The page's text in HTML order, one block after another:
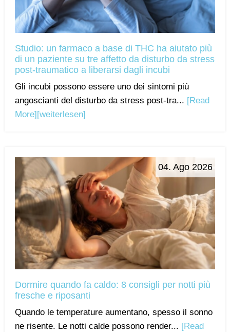
Studio: un farmaco a base di THC ha aiutato più
di un paziente su tre affetto da disturbo da stress
post-traumatico a liberarsi dagli incubi
Gli incubi possono essere uno dei sintomi più
angoscianti del disturbo da stress post-tra... [Read
More] [weiterlesen]
04. Ago 2026
Dormire quando fa caldo: 8 consigli per notti più
fresche e riposanti
Quando le temperature aumentano, spesso il sonno
ne risente. Le notti calde possono render... [Read